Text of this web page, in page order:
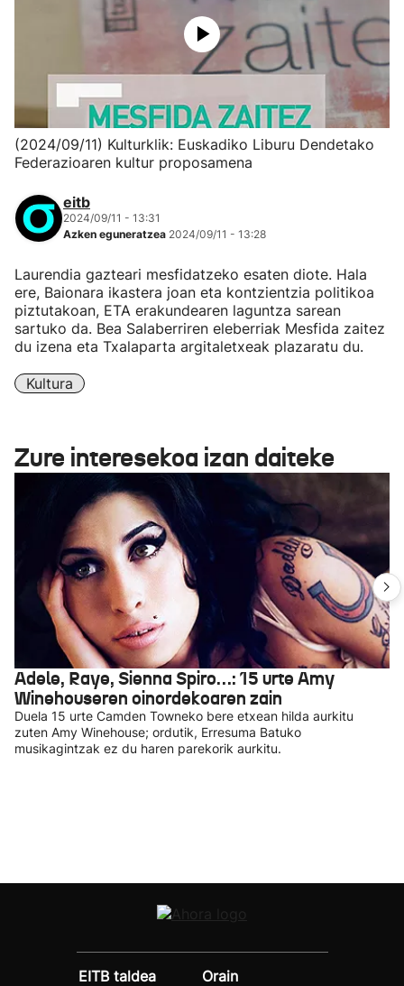
(2024/09/11) Kulturklik: Euskadiko Liburu Dendetako
Federazioaren kultur proposamena
eitb
2024/09/11 - 13:31
Azken eguneratzea 2024/09/11 - 13:28
Laurendia gazteari mesfidatzeko esaten diote. Hala
ere, Baionara ikastera joan eta kontzientzia politikoa
piztutakoan, ETA erakundearen laguntza sarean
sartuko da. Bea Salaberriren eleberriak Mesfida zaitez
du izena eta Txalaparta argitaletxeak plazaratu du.
Kultura
Zure interesekoa izan daiteke
Adele, Raye, Sienna Spiro…: 15 urte Amy
Winehouseren oinordekoaren zain
Duela 15 urte Camden Towneko bere etxean hilda aurkitu
zuten Amy Winehouse; ordutik, Erresuma Batuko
musikagintzak ez du haren parekorik aurkitu.
EITB taldea
Orain